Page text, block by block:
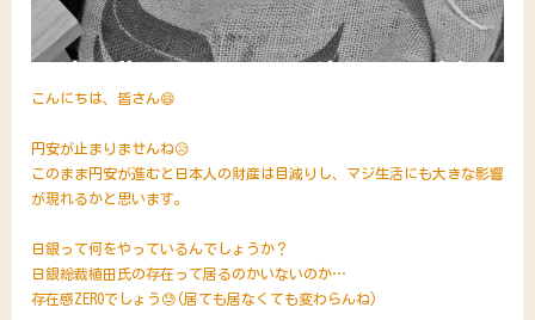
こんにちは、皆さん😄
円安が止まりませんね😥
このまま円安が進むと日本人の財産は目減りし、マジ生活にも大きな影響
が現れるかと思います。
日銀って何をやっているんでしょうか？
日銀総裁植田氏の存在って居るのかいないのか…
存在感ZEROでしょう😓(居ても居なくても変わらんね)